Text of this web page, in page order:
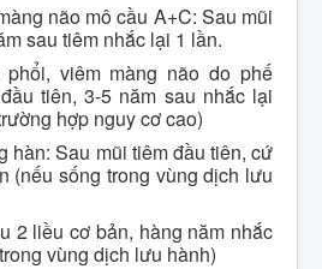
não mô cầu A+C: Sau mũi
sau tiêm nhắc lại 1 lần.
viêm màng não do phế
tiên, 3-5 năm sau nhắc lại
hợp nguy cơ cao)
hàn: Sau mũi tiêm đầu tiên, cứ
(nếu sống trong vùng dịch lưu
2 liều cơ bản, hàng năm nhắc
vùng dịch lưu hành)